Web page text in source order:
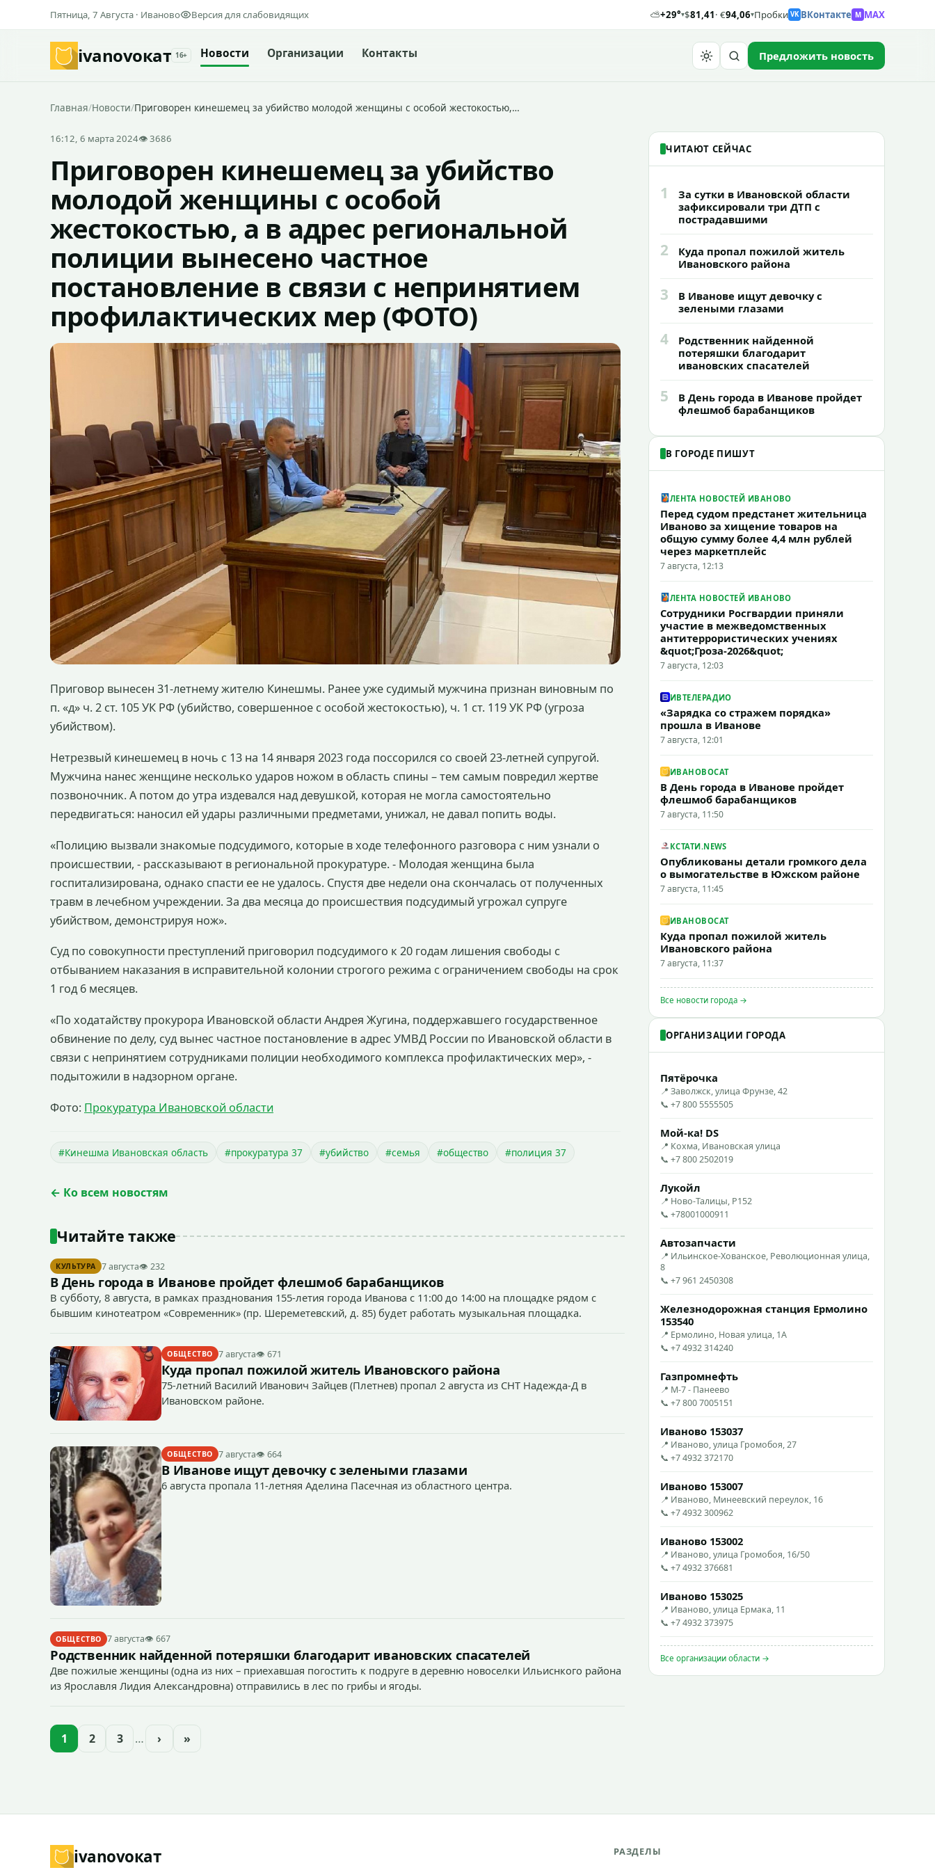
Пятница, 7 Августа · Иваново Версия для слабовидящих ⛅+29°▾$81,41· €94,06▾Пробки VK ВКонтакте M MAX
ivanovoкат 16+ Новости Организации Контакты Предложить новость
Главная/Новости/Приговорен кинешемец за убийство молодой женщины с особой жестокостью,…
16:12, 6 марта 2024👁 3686
Приговорен кинешемец за убийство
молодой женщины с особой
жестокостью, а в адрес региональной
полиции вынесено частное
постановление в связи с непринятием
профилактических мер (ФОТО)
Приговор вынесен 31-летнему жителю Кинешмы. Ранее уже судимый мужчина признан виновным по
п. «д» ч. 2 ст. 105 УК РФ (убийство, совершенное с особой жестокостью), ч. 1 ст. 119 УК РФ (угроза
убийством).
Нетрезвый кинешемец в ночь с 13 на 14 января 2023 года поссорился со своей 23-летней супругой.
Мужчина нанес женщине несколько ударов ножом в область спины – тем самым повредил жертве
позвоночник. А потом до утра издевался над девушкой, которая не могла самостоятельно
передвигаться: наносил ей удары различными предметами, унижал, не давал попить воды.
«Полицию вызвали знакомые подсудимого, которые в ходе телефонного разговора с ним узнали о
происшествии, - рассказывают в региональной прокуратуре. - Молодая женщина была
госпитализирована, однако спасти ее не удалось. Спустя две недели она скончалась от полученных
травм в лечебном учреждении. За два месяца до происшествия подсудимый угрожал супруге
убийством, демонстрируя нож».
Суд по совокупности преступлений приговорил подсудимого к 20 годам лишения свободы с
отбыванием наказания в исправительной колонии строгого режима с ограничением свободы на срок
1 год 6 месяцев.
«По ходатайству прокурора Ивановской области Андрея Жугина, поддержавшего государственное
обвинение по делу, суд вынес частное постановление в адрес УМВД России по Ивановской области в
связи с непринятием сотрудниками полиции необходимого комплекса профилактических мер», -
подытожили в надзорном органе.
Фото: Прокуратура Ивановской области
#Кинешма Ивановская область #прокуратура 37 #убийство #семья #общество #полиция 37
← Ко всем новостям
Читайте также
КУЛЬТУРА 7 августа👁 232
В День города в Иванове пройдет флешмоб барабанщиков
В субботу, 8 августа, в рамках празднования 155-летия города Иванова с 11:00 до 14:00 на площадке рядом с
бывшим кинотеатром «Современник» (пр. Шереметевский, д. 85) будет работать музыкальная площадка.
ОБЩЕСТВО 7 августа👁 671
Куда пропал пожилой житель Ивановского района
75-летний Василий Иванович Зайцев (Плетнев) пропал 2 августа из СНТ Надежда-Д в
Ивановском районе.
ОБЩЕСТВО 7 августа👁 664
В Иванове ищут девочку с зелеными глазами
6 августа пропала 11-летняя Аделина Пасечная из областного центра.
ОБЩЕСТВО 7 августа👁 667
Родственник найденной потеряшки благодарит ивановских спасателей
Две пожилые женщины (одна из них – приехавшая погостить к подруге в деревню новоселки Ильиснкого района
из Ярославля Лидия Александровна) отправились в лес по грибы и ягоды.
1 2 3 … › »
ЧИТАЮТ СЕЙЧАС
1
За сутки в Ивановской области
зафиксировали три ДТП с
пострадавшими
2
Куда пропал пожилой житель
Ивановского района
3
В Иванове ищут девочку с
зелеными глазами
4
Родственник найденной
потеряшки благодарит
ивановских спасателей
5
В День города в Иванове пройдет
флешмоб барабанщиков
В ГОРОДЕ ПИШУТ
ЛЕНТА НОВОСТЕЙ ИВАНОВО
Перед судом предстанет жительница
Иваново за хищение товаров на
общую сумму более 4,4 млн рублей
через маркетплейс
7 августа, 12:13
ЛЕНТА НОВОСТЕЙ ИВАНОВО
Сотрудники Росгвардии приняли
участие в межведомственных
антитеррористических учениях
&quot;Гроза-2026&quot;
7 августа, 12:03
ИВТЕЛЕРАДИО
«Зарядка со стражем порядка»
прошла в Иванове
7 августа, 12:01
ИВАНОВОCAT
В День города в Иванове пройдет
флешмоб барабанщиков
7 августа, 11:50
КСТАТИ.NEWS
Опубликованы детали громкого дела
о вымогательстве в Южском районе
7 августа, 11:45
ИВАНОВОCAT
Куда пропал пожилой житель
Ивановского района
7 августа, 11:37
Все новости города →
ОРГАНИЗАЦИИ ГОРОДА
Пятёрочка
📍 Заволжск, улица Фрунзе, 42
📞 +7 800 5555505
Мой-ка! DS
📍 Кохма, Ивановская улица
📞 +7 800 2502019
Лукойл
📍 Ново-Талицы, Р152
📞 +78001000911
Автозапчасти
📍 Ильинское-Хованское, Революционная улица,
8
📞 +7 961 2450308
Железнодорожная станция Ермолино
153540
📍 Ермолино, Новая улица, 1А
📞 +7 4932 314240
Газпромнефть
📍 М-7 - Панеево
📞 +7 800 7005151
Иваново 153037
📍 Иваново, улица Громобоя, 27
📞 +7 4932 372170
Иваново 153007
📍 Иваново, Минеевский переулок, 16
📞 +7 4932 300962
Иваново 153002
📍 Иваново, улица Громобоя, 16/50
📞 +7 4932 376681
Иваново 153025
📍 Иваново, улица Ермака, 11
📞 +7 4932 373975
Все организации области →
ivanovoкат РАЗДЕЛЫ